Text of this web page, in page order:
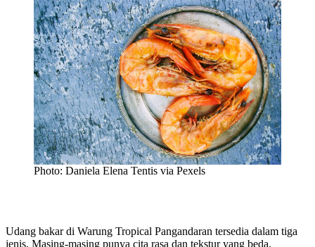
Photo: Daniela Elena Tentis via Pexels
Udang bakar di Warung Tropical Pangandaran tersedia dalam tiga
jenis. Masing-masing punya cita rasa dan tekstur yang beda.